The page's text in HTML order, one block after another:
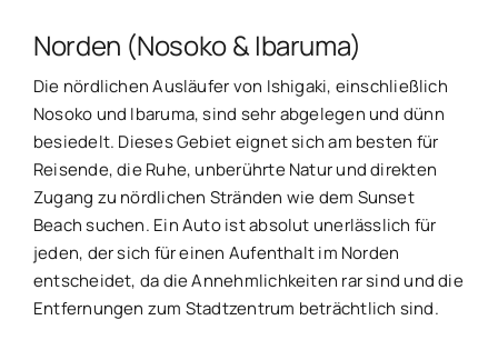
Norden (Nosoko & Ibaruma)
Die nördlichen Ausläufer von Ishigaki, einschließlich
Nosoko und Ibaruma, sind sehr abgelegen und dünn
besiedelt. Dieses Gebiet eignet sich am besten für
Reisende, die Ruhe, unberührte Natur und direkten
Zugang zu nördlichen Stränden wie dem Sunset
Beach suchen. Ein Auto ist absolut unerlässlich für
jeden, der sich für einen Aufenthalt im Norden
entscheidet, da die Annehmlichkeiten rar sind und die
Entfernungen zum Stadtzentrum beträchtlich sind.